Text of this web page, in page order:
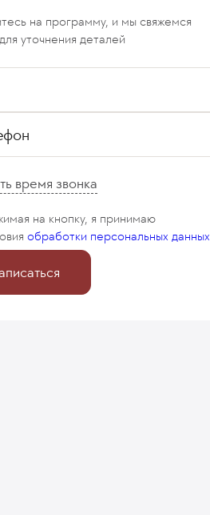
на программу, и мы свяжемся
уточнения деталей
время звонка
на кнопку, я принимаю
обработки персональных данных